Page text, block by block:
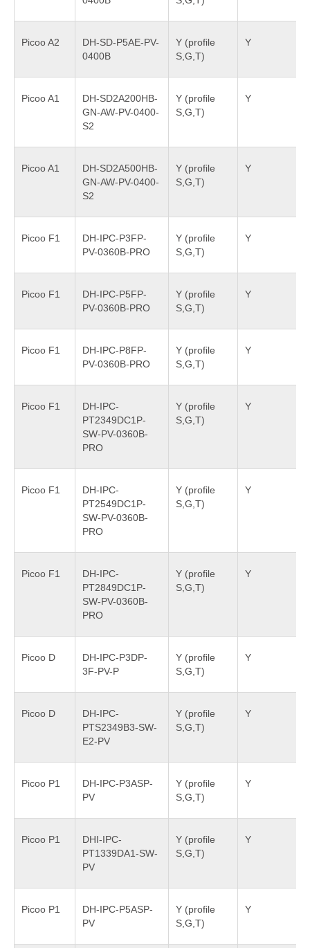
Picoo A2
DH-SD-P5AE-PV-
0400B
Y (profile
S,G,T)
Y
Picoo A1
DH-SD2A200HB-
GN-AW-PV-0400-
S2
Y (profile
S,G,T)
Y
Picoo A1
DH-SD2A500HB-
GN-AW-PV-0400-
S2
Y (profile
S,G,T)
Y
Picoo F1
DH-IPC-P3FP-
PV-0360B-PRO
Y (profile
S,G,T)
Y
Picoo F1
DH-IPC-P5FP-
PV-0360B-PRO
Y (profile
S,G,T)
Y
Picoo F1
DH-IPC-P8FP-
PV-0360B-PRO
Y (profile
S,G,T)
Y
Picoo F1
DH-IPC-
PT2349DC1P-
SW-PV-0360B-
PRO
Y (profile
S,G,T)
Y
Picoo F1
DH-IPC-
PT2549DC1P-
SW-PV-0360B-
PRO
Y (profile
S,G,T)
Y
Picoo F1
DH-IPC-
PT2849DC1P-
SW-PV-0360B-
PRO
Y (profile
S,G,T)
Y
Picoo D
DH-IPC-P3DP-
3F-PV-P
Y (profile
S,G,T)
Y
Picoo D
DH-IPC-
PTS2349B3-SW-
E2-PV
Y (profile
S,G,T)
Y
Picoo P1
DH-IPC-P3ASP-
PV
Y (profile
S,G,T)
Y
Picoo P1
DHI-IPC-
PT1339DA1-SW-
PV
Y (profile
S,G,T)
Y
Picoo P1
DH-IPC-P5ASP-
PV
Y (profile
S,G,T)
Y